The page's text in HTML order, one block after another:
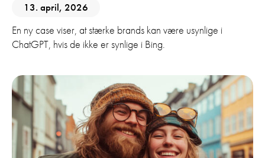
13. april, 2026
En ny case viser, at stærke brands kan være usynlige i
ChatGPT, hvis de ikke er synlige i Bing.